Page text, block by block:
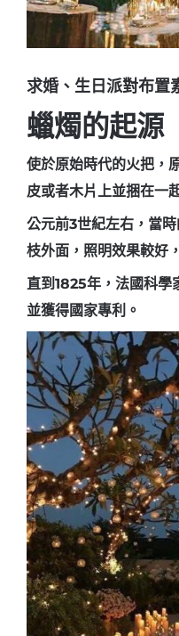
求婚、生日派對布
蠟燭的起源
使於原始時代的火把，
皮或者木片上並捆在一
公元前3世紀左右，當
枝外面，照明效果較好
直到1825年，法國科學
並獲得國家專利。